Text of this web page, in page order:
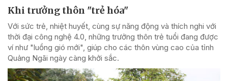
Khi trưởng thôn "trẻ hóa"
Với sức trẻ, nhiệt huyết, cùng sự năng động và thích nghi với
thời đại công nghệ 4.0, những trưởng thôn trẻ tuổi đang được
ví như "luồng gió mới", giúp cho các thôn vùng cao của tỉnh
Quảng Ngãi ngày càng khởi sắc.